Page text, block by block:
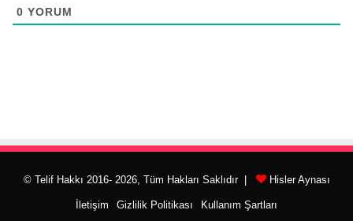
0 YORUM
© Telif Hakkı 2016- 2026, Tüm Hakları Saklıdır | Hisler Aynası
İletişim Gizlilik Politikası Kullanım Şartları